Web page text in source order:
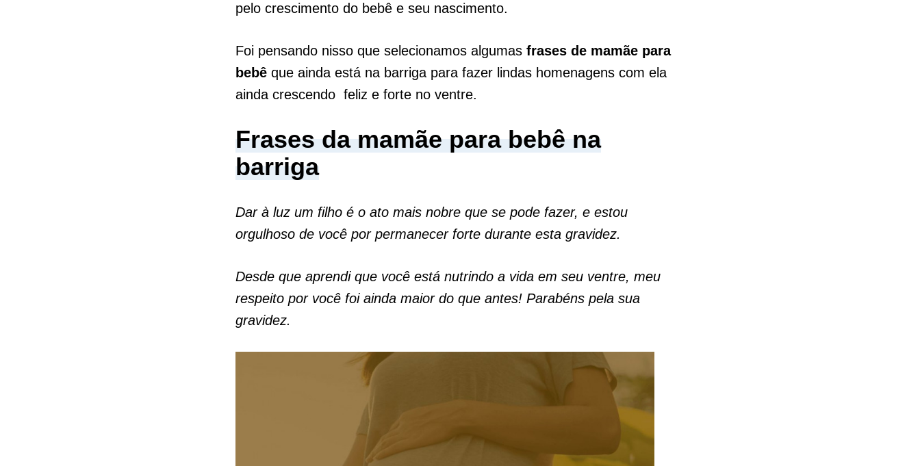
pelo crescimento do bebê e seu nascimento.
Foi pensando nisso que selecionamos algumas frases de mamãe para
bebê que ainda está na barriga para fazer lindas homenagens com ela
ainda crescendo feliz e forte no ventre.
Frases da mamãe para bebê na
barriga
Dar à luz um filho é o ato mais nobre que se pode fazer, e estou
orgulhoso de você por permanecer forte durante esta gravidez.
Desde que aprendi que você está nutrindo a vida em seu ventre, meu
respeito por você foi ainda maior do que antes! Parabéns pela sua
gravidez.